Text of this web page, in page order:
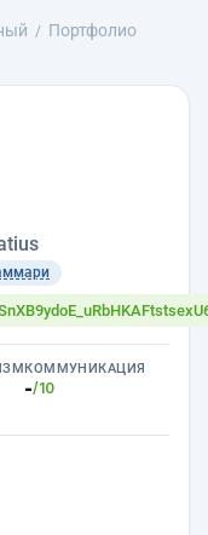
Портфолио
КОММУНИКАЦИЯ
-/10